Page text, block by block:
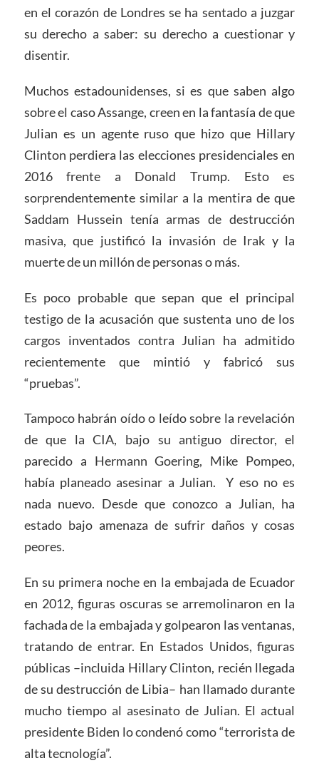
en el corazón de Londres se ha sentado a juzgar
su derecho a saber: su derecho a cuestionar y
disentir.
Muchos estadounidenses, si es que saben algo
sobre el caso Assange, creen en la fantasía de que
Julian es un agente ruso que hizo que Hillary
Clinton perdiera las elecciones presidenciales en
2016 frente a Donald Trump. Esto es
sorprendentemente similar a la mentira de que
Saddam Hussein tenía armas de destrucción
masiva, que justificó la invasión de Irak y la
muerte de un millón de personas o más.
Es poco probable que sepan que el principal
testigo de la acusación que sustenta uno de los
cargos inventados contra Julian ha admitido
recientemente que mintió y fabricó sus
“pruebas”.
Tampoco habrán oído o leído sobre la revelación
de que la CIA, bajo su antiguo director, el
parecido a Hermann Goering, Mike Pompeo,
había planeado asesinar a Julian. Y eso no es
nada nuevo. Desde que conozco a Julian, ha
estado bajo amenaza de sufrir daños y cosas
peores.
En su primera noche en la embajada de Ecuador
en 2012, figuras oscuras se arremolinaron en la
fachada de la embajada y golpearon las ventanas,
tratando de entrar. En Estados Unidos, figuras
públicas –incluida Hillary Clinton, recién llegada
de su destrucción de Libia– han llamado durante
mucho tiempo al asesinato de Julian. El actual
presidente Biden lo condenó como “terrorista de
alta tecnología”.